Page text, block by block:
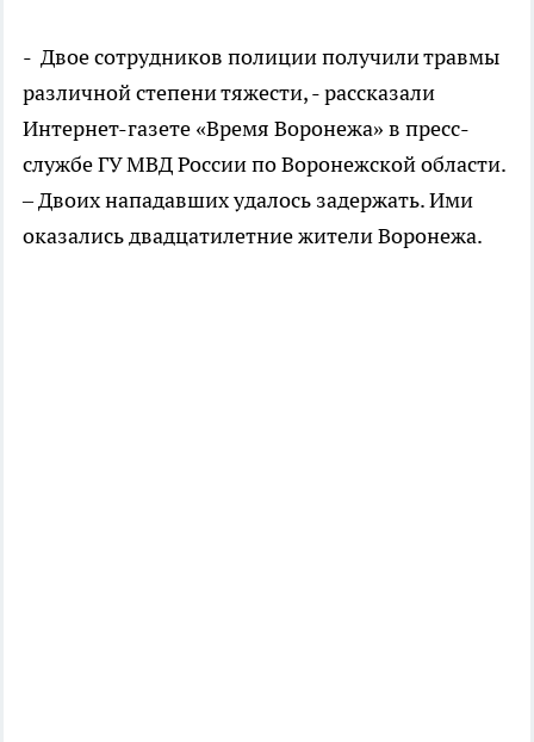
- Двое сотрудников полиции получили травмы
различной степени тяжести, - рассказали
Интернет-газете «Время Воронежа» в пресс-
службе ГУ МВД России по Воронежской области.
– Двоих нападавших удалось задержать. Ими
оказались двадцатилетние жители Воронежа.